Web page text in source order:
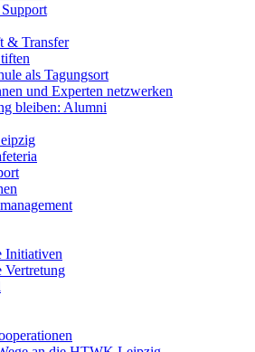
& Transfer
als Tagungsort
und Experten netzwerken
bleiben: Alumni
Initiativen
Vertretung